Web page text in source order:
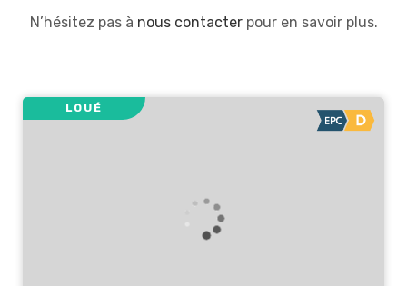
N’hésitez pas à nous contacterpour en savoir plus.
LOUÉ